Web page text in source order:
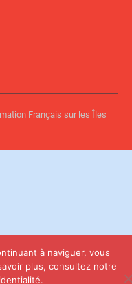
Français sur les Îles
à naviguer, vous
plus, consultez notre